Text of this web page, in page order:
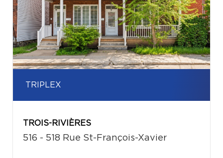
TRIPLEX
TROIS-RIVIÈRES
516 - 518 Rue St-François-Xavier